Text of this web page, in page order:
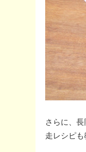
さらに、
走レシピ